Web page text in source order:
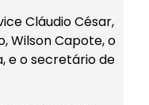
Cláudio César,
Wilson Capote, o
e o secretário de